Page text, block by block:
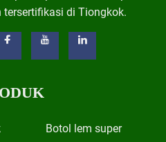
tersertifikasi di Tiongkok.
Botol lem super